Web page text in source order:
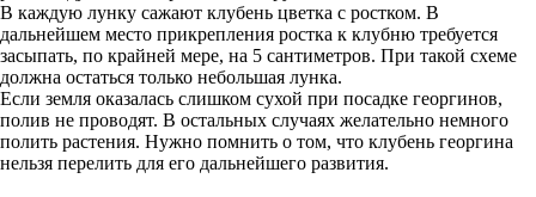
В каждую лунку сажают клубень цветка с ростком. В
дальнейшем место прикрепления ростка к клубню требуется
засыпать, по крайней мере, на 5 сантиметров. При такой схеме
должна остаться только небольшая лунка.
Если земля оказалась слишком сухой при посадке георгинов,
полив не проводят. В остальных случаях желательно немного
полить растения. Нужно помнить о том, что клубень георгина
нельзя перелить для его дальнейшего развития.